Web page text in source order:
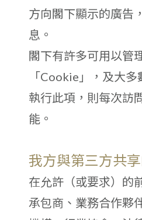
方向閣下顯示的廣告
息。
閣下有許多可用以管
「Cookie」，及大
執行此項，則每次訪
能。
我方與第三方共
在允許（或要求）的
承包商、業務合作夥